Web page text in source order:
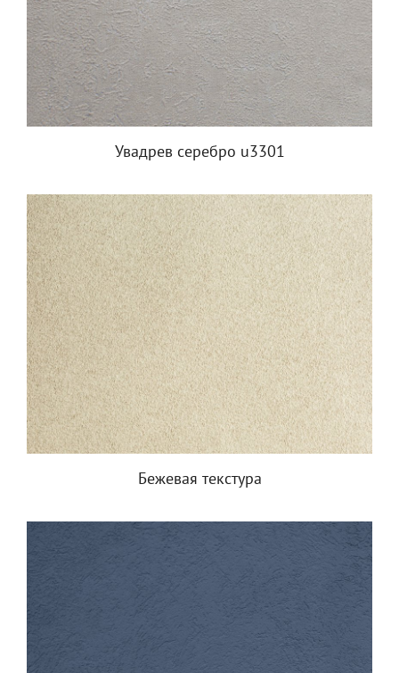
Увадрев серебро u3301
Бежевая текстура